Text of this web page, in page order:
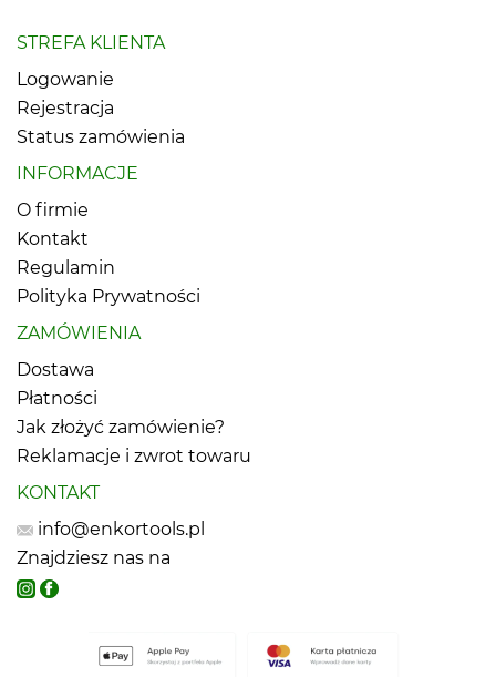
STREFA KLIENTA
Logowanie
Rejestracja
Status zamówienia
INFORMACJE
O firmie
Kontakt
Regulamin
Polityka Prywatności
ZAMÓWIENIA
Dostawa
Płatności
Jak złożyć zamówienie?
Reklamacje i zwrot towaru
KONTAKT
info@enkortools.pl
Znajdziesz nas na